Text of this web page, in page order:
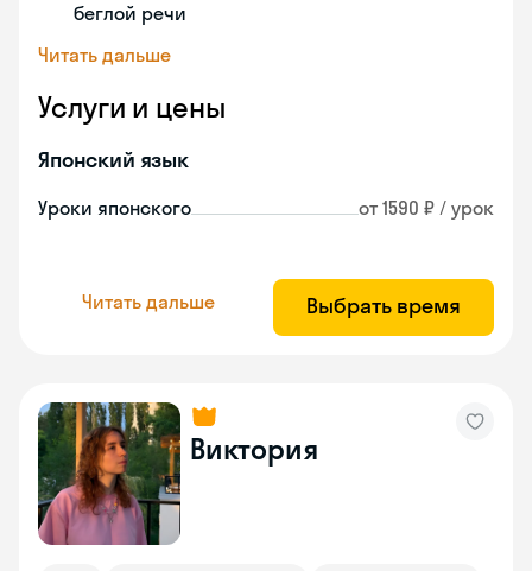
беглой речи
Читать дальше
Услуги и цены
Японский язык
Уроки японского от 1590 ₽ / урок
Читать дальше Выбрать время
Виктория